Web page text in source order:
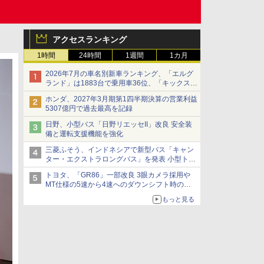
アクセスランキング
1時間 24時間 1週間 1カ月
2026年7月の車名別新車ランキング、「エルグ
ランド」は1883台で乗用車36位、「キックス」
は2591台で27位に
ホンダ、2027年3月期第1四半期決算の営業利益
5307億円で過去最高を記録
日野、小型バス「日野リエッセII」改良 安全装
備と運転支援機能を強化
三菱ふそう、インドネシアで新型バス「キャン
ター・エクストラロングバス」を発表 小型トラ
ックベースの観光・旅客輸送向けバス
トヨタ、「GR86」一部改良 3眼カメラ採用や
MT仕様の5速から4速へのダウンシフト時の操
もっと見る